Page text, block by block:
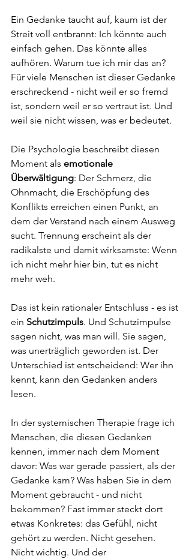
Ein Gedanke taucht auf, kaum ist der
Streit voll entbrannt: Ich könnte auch
einfach gehen. Das könnte alles
aufhören. Warum tue ich mir das an?
Für viele Menschen ist dieser Gedanke
erschreckend - nicht weil er so fremd
ist, sondern weil er so vertraut ist. Und
weil sie nicht wissen, was er bedeutet.
Die Psychologie beschreibt diesen
Moment als emotionale
Überwältigung: Der Schmerz, die
Ohnmacht, die Erschöpfung des
Konflikts erreichen einen Punkt, an
dem der Verstand nach einem Ausweg
sucht. Trennung erscheint als der
radikalste und damit wirksamste: Wenn
ich nicht mehr hier bin, tut es nicht
mehr weh.
Das ist kein rationaler Entschluss - es ist
ein Schutzimpuls. Und Schutzimpulse
sagen nicht, was man will. Sie sagen,
was unerträglich geworden ist. Der
Unterschied ist entscheidend: Wer ihn
kennt, kann den Gedanken anders
lesen.
In der systemischen Therapie frage ich
Menschen, die diesen Gedanken
kennen, immer nach dem Moment
davor: Was war gerade passiert, als der
Gedanke kam? Was haben Sie in dem
Moment gebraucht - und nicht
bekommen? Fast immer steckt dort
etwas Konkretes: das Gefühl, nicht
gehört zu werden. Nicht gesehen.
Nicht wichtig. Und der